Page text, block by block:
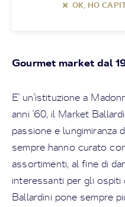
OK, HO
Gourmet market dal
E' un'istituzione a
anni '60, il Market
passione e lungimiranza
sempre hanno curato
assortimenti, al fine di
interessanti per gli ospiti
Ballardini pone sempre